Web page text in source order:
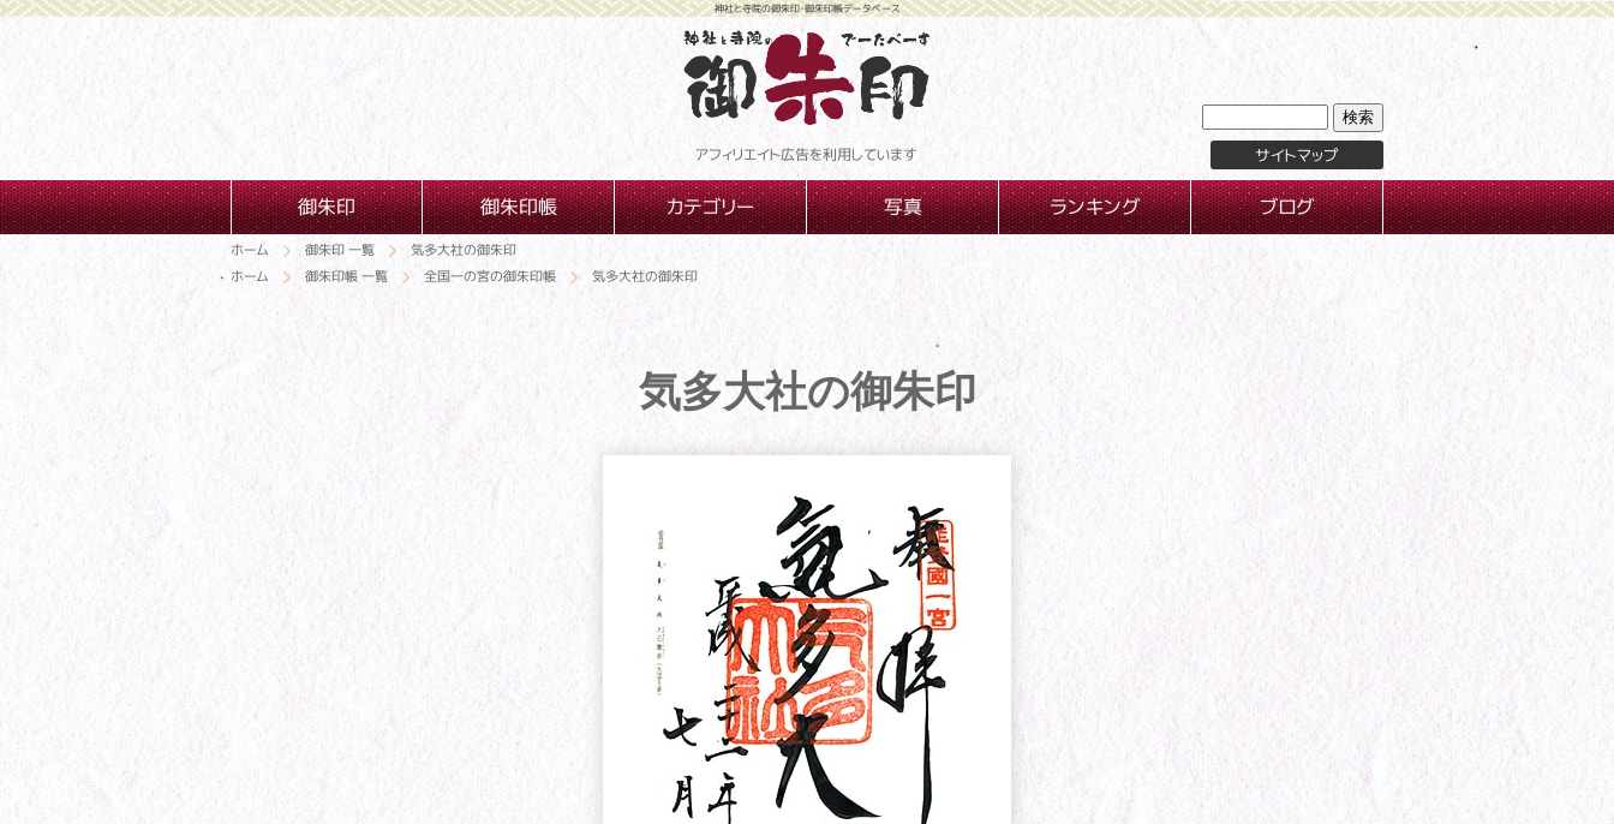
神社と寺院の御朱印・御朱印帳データベース
アフィリエイト広告を利用しています サイトマップ
御朱印 御朱印帳 カテゴリー 写真 ランキング ブログ
ホーム 御朱印 一覧
気多大社の御朱印
ホーム
御朱印帳 一覧 全国一の宮の御朱印帳 気多大社の御朱印
気多大社の御朱印